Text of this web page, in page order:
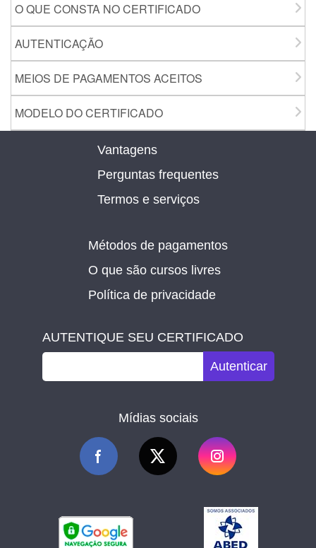
O QUE CONSTA NO CERTIFICADO
AUTENTICAÇÃO
MEIOS DE PAGAMENTOS ACEITOS
MODELO DO CERTIFICADO
Vantagens
Perguntas frequentes
Termos e serviços
Métodos de pagamentos
O que são cursos livres
Política de privacidade
AUTENTIQUE SEU CERTIFICADO
Autenticar
Mídias sociais